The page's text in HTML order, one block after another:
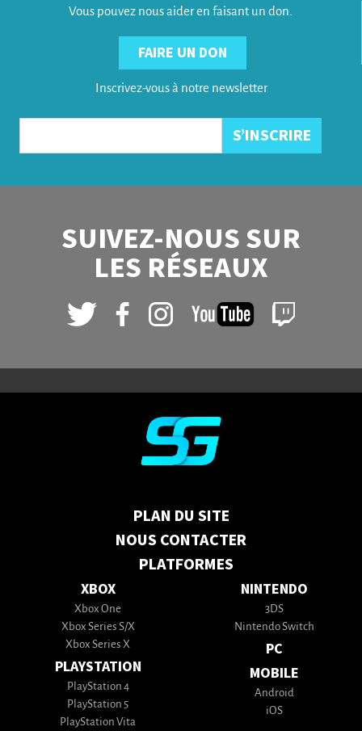
Vous pouvez nous aider en faisant un don.
FAIRE UN DON
Inscrivez-vous à notre newsletter
SUIVEZ-NOUS SUR
LES RÉSEAUX
PLAN DU SITE
NOUS CONTACTER
PLATFORMES
XBOX
Xbox One
Xbox Series S/X
Xbox Series X
PLAYSTATION
PlayStation 4
PlayStation 5
PlayStation Vita
NINTENDO
3DS
Nintendo Switch
PC
MOBILE
Android
iOS